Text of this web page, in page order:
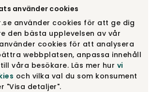
använder cookies
använder cookies för att ge dig
den bästa upplevelsen av vår
cookies för att analysera
webbplatsen, anpassa innehåll
våra besökare. Läs mer hur vi
och vilka val du som konsument
"Visa detaljer".
fr.21 795 kr
fr.29 595 kr